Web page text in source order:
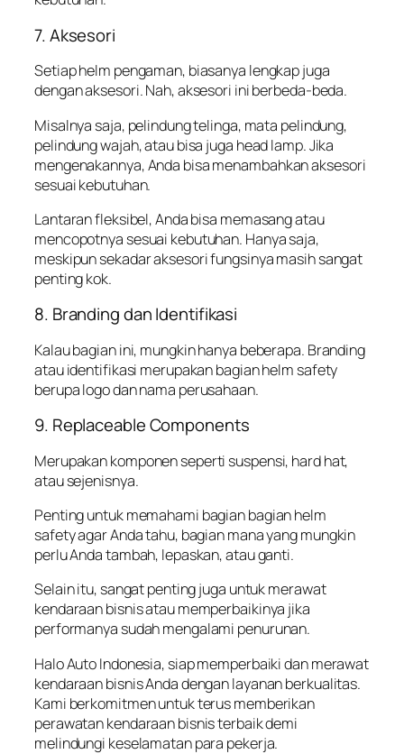
7. Aksesori
Setiap helm pengaman, biasanya lengkap juga
dengan aksesori. Nah, aksesori ini berbeda-beda.
Misalnya saja, pelindung telinga, mata pelindung,
pelindung wajah, atau bisa juga head lamp. Jika
mengenakannya, Anda bisa menambahkan aksesori
sesuai kebutuhan.
Lantaran fleksibel, Anda bisa memasang atau
mencopotnya sesuai kebutuhan. Hanya saja,
meskipun sekadar aksesori fungsinya masih sangat
penting kok.
8. Branding dan Identifikasi
Kalau bagian ini, mungkin hanya beberapa. Branding
atau identifikasi merupakan bagian helm safety
berupa logo dan nama perusahaan.
9. Replaceable Components
Merupakan komponen seperti suspensi, hard hat,
atau sejenisnya.
Penting untuk memahami bagian bagian helm
safety agar Anda tahu, bagian mana yang mungkin
perlu Anda tambah, lepaskan, atau ganti.
Selain itu, sangat penting juga untuk merawat
kendaraan bisnis atau memperbaikinya jika
performanya sudah mengalami penurunan.
Halo Auto Indonesia, siap memperbaiki dan merawat
kendaraan bisnis Anda dengan layanan berkualitas.
Kami berkomitmen untuk terus memberikan
perawatan kendaraan bisnis terbaik demi
melindungi keselamatan para pekerja.